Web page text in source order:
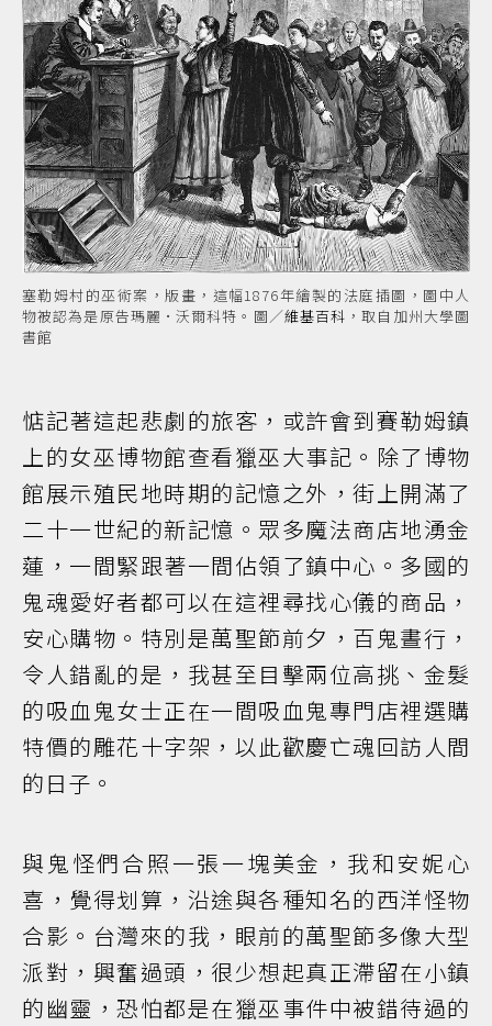
塞勒姆村的巫術案，版畫，這幅1876年繪製的法庭插圖，圖中人
物被認為是原告瑪麗·沃爾科特。圖／維基百科 ，取自加州大學圖
書館
惦記著這起悲劇的旅客，或許會到賽勒姆鎮
上的女巫博物館查看獵巫大事記。除了博物
館展示殖民地時期的記憶之外，街上開滿了
二十一世紀的新記憶。眾多魔法商店地湧金
蓮，一間緊跟著一間佔領了鎮中心。多國的
鬼魂愛好者都可以在這裡尋找心儀的商品，
安心購物。特別是萬聖節前夕，百鬼晝行，
令人錯亂的是，我甚至目擊兩位高挑、金髮
的吸血鬼女士正在一間吸血鬼專門店裡選購
特價的雕花十字架，以此歡慶亡魂回訪人間
的日子。
與鬼怪們合照一張一塊美金，我和安妮心
喜，覺得划算，沿途與各種知名的西洋怪物
合影。台灣來的我，眼前的萬聖節多像大型
派對，興奮過頭，很少想起真正滯留在小鎮
的幽靈，恐怕都是在獵巫事件中被錯待過的